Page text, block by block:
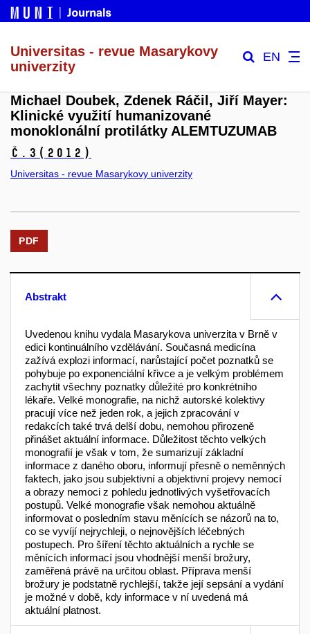
Universitas - revue Masarykovy
univerzity
EN
Michael Doubek, Zdenek Ráčil, Jiří Mayer:
Klinické využití humanizované
monoklonální protilátky ALEMTUZUMAB
č.3 (2012)
Universitas - revue Masarykovy univerzity
PDF
Abstrakt
Uvedenou knihu vydala Masarykova univerzita v Brně v
edici kontinuálního vzdělávání. Současná medicína
zažívá explozi informací, narůstající počet poznatků se
pohybuje po exponenciální křivce a je velkým problémem
zachytit všechny poznatky důležité pro konkrétního
lékaře. Velké monografie, na nichž autorské kolektivy
pracují více než jeden rok, a jejich zpracování v
redakcích také trvá delší dobu, nemohou přirozeně
přinášet aktuální informace. Důležitost těchto velkých
monografií je však v tom, že sumarizují základní
informace z daného oboru, informují přesně o neměnných
faktech, jako jsou subjektivní a objektivní projevy nemocí
a obrazy nemoci z pohledu jednotlivých vyšetřovacích
postupů. Velké monografie však nemohou aktuálně
informovat o posledním stavu měnících se názorů na to,
co se vyvíjí nejrychleji, o nejnovějších léčebných
postupech. Pro šíření těchto aktuálních a rychle se
měnících informací jsou vhodnější menší brožury,
zaměřená právě na určitou oblast. Příprava menší
brožury je podstatně rychlejší, takže její sepsání a vydání
je možné v době, kdy informace v ní uvedená má
aktuální platnost.